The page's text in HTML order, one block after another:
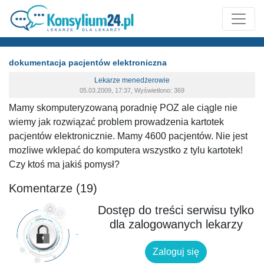
dokumentacja pacjentów elektroniczna
Lekarze menedżerowie
05.03.2009, 17:37, Wyświetlono: 369
Mamy skomputeryzowaną poradnię POZ ale ciągle nie
wiemy jak rozwiązać problem prowadzenia kartotek
pacjentów elektronicznie. Mamy 4600 pacjentów. Nie jest
mozliwe wklepać do komputera wszystko z tylu kartotek!
Czy ktoś ma jakiś pomysł?
Komentarze (19)
Dostęp do treści serwisu tylko
dla zalogowanych lekarzy
Zaloguj się